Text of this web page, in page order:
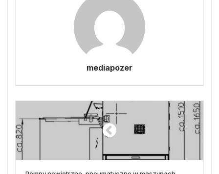
mediapozer